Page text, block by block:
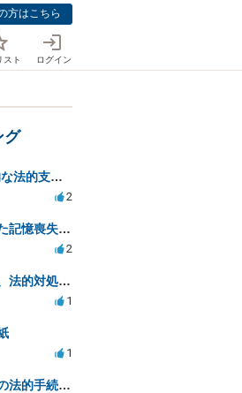
方はこちら
スト ログイン
グ
DV被害の緊急対応と継続的な法的支援を求む
2
暴力行為の証拠不足で酔った記憶喪失が認められるか？
2
男性が勝手に婚約者と紹介、法的対処は可能ですか？
1
1
夫のモラハラに対する別居の法的手続き相談